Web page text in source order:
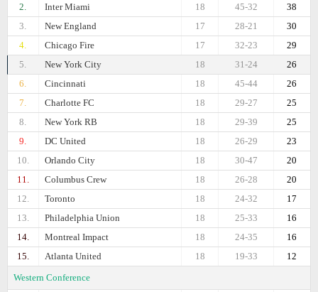
2.
Inter Miami 38
45-32
18
3.
New England 30
28-21
17
4.
Chicago Fire 29
32-23
17
5.
New York City 26
31-24
18
6.
Cincinnati 26
45-44
18
7.
Charlotte FC 25
29-27
18
8.
New York RB 25
29-39
18
9.
DC United 23
26-29
18
10.
Orlando City 20
30-47
18
11.
Columbus Crew 20
26-28
18
12.
Toronto 17
24-32
18
13.
Philadelphia Union 16
25-33
18
14.
Montreal Impact 16
24-35
18
15.
Atlanta United 12
19-33
18
Western Conference